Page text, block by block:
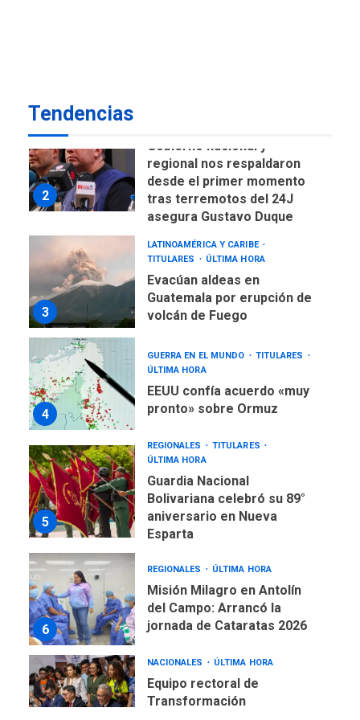
Tendencias
2
Gobierno nacional y
regional nos respaldaron
desde el primer momento
tras terremotos del 24J
asegura Gustavo Duque
3
LATINOAMÉRICA Y CARIBE
TITULARES
ÚLTIMA HORA
Evacúan aldeas en
Guatemala por erupción de
volcán de Fuego
4
GUERRA EN EL MUNDO
TITULARES
ÚLTIMA HORA
EEUU confía acuerdo «muy
pronto» sobre Ormuz
5
REGIONALES
TITULARES
ÚLTIMA HORA
Guardia Nacional
Bolivariana celebró su 89°
aniversario en Nueva
Esparta
6
REGIONALES ÚLTIMA HORA
Misión Milagro en Antolín
del Campo: Arrancó la
jornada de Cataratas 2026
NACIONALES ÚLTIMA HORA
Equipo rectoral de
Transformación